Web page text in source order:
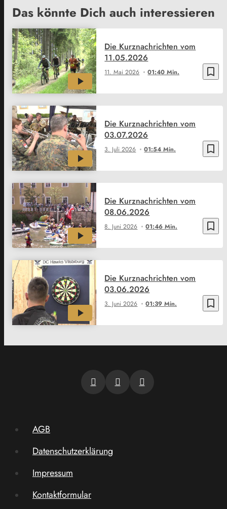
Das könnte Dich auch interessieren
bookmark_border
11. Mai 2026 01:40 Min.
Die Kurznachrichten vom
11.05.2026
bookmark_border
3. Juli 2026 01:54 Min.
Die Kurznachrichten vom
03.07.2026
bookmark_border
8. Juni 2026 01:46 Min.
Die Kurznachrichten vom
08.06.2026
bookmark_border
3. Juni 2026 01:39 Min.
Die Kurznachrichten vom
03.06.2026
AGB
Datenschutzerklärung
Impressum
Kontaktformular